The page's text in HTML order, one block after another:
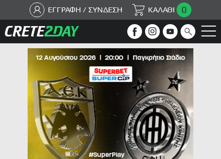
ΕΓΓΡΑΦΗ / ΣΥΝΔΕΣΗ ΚΑΛΑΘΙ 0